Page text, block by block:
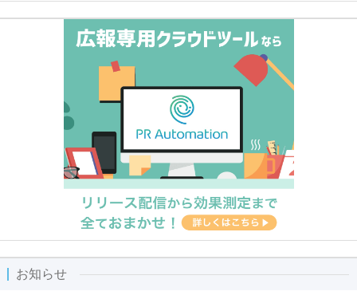
お知らせ